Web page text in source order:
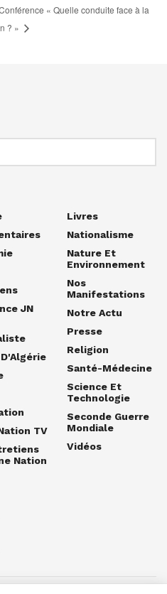
« Quelle conduite face à la
? »
JN
TV
Nation
Livres
Nationalisme
Nature Et
Environnement
Nos
Manifestations
Notre Actu
Presse
Religion
Santé-Médecine
Science Et
Technologie
Seconde Guerre
Mondiale
Vidéos